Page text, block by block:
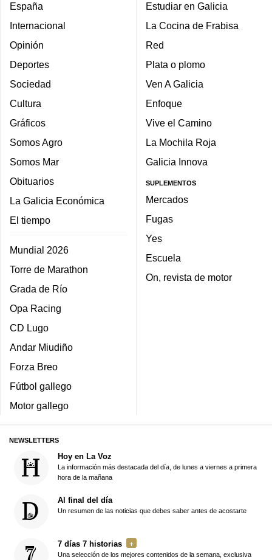
España
Internacional
Opinión
Deportes
Sociedad
Cultura
Gráficos
Somos Agro
Somos Mar
Obituarios
La Galicia Económica
El tiempo
Mundial 2026
Torre de Marathon
Grada de Río
Opa Racing
CD Lugo
Andar Miudiño
Forza Breo
Fútbol gallego
Motor gallego
Estudiar en Galicia
La Cocina de Frabisa
Red
Plata o plomo
Ven A Galicia
Enfoque
Vive el Camino
La Mochila Roja
Galicia Innova
SUPLEMENTOS
Mercados
Fugas
Yes
Escuela
On, revista de motor
NEWSLETTERS
Hoy en La Voz
La información más destacada del día, de lunes a viernes a primera
hora de la mañana
Al final del día
Un resumen de las noticias que debes saber antes de acostarte
7 días 7 historias
Una selección de los mejores contenidos de la semana, exclusiva